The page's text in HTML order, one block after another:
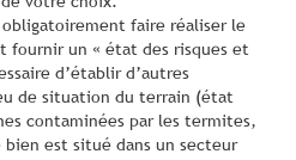
faire réaliser le
fournir un « état des risques et
d’établir d’autres
de situation du terrain (état
contaminées par les termites,
est situé dans un secteur